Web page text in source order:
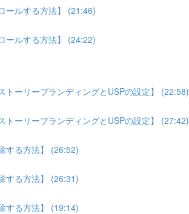
ールする方法】 (21:46)
ールする方法】 (24:22)
ーリーブランディングとUSPの設定】 (22:58)
ーリーブランディングとUSPの設定】 (27:42)
する方法】 (26:52)
する方法】 (26:31)
する方法】 (19:14)